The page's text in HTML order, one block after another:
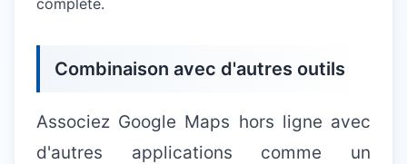
complète.
Combinaison avec d'autres outils
Associez Google Maps hors ligne avec
d'autres applications comme un